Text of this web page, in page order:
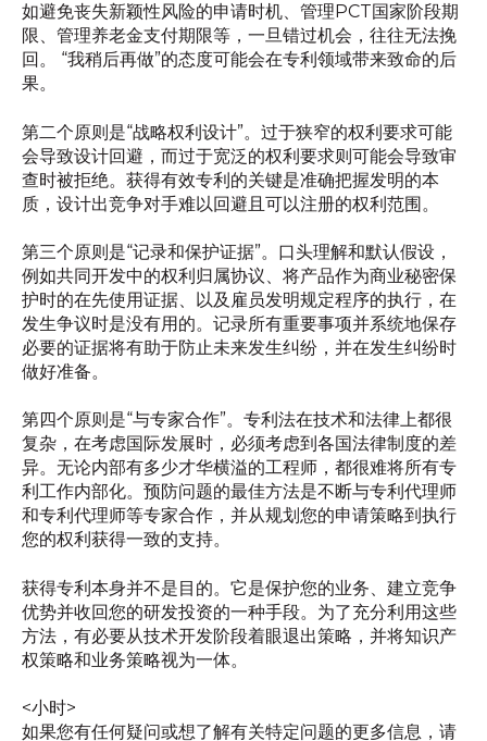
如避免丧失新颖性风险的申请时机、管理PCT国家阶段期
限、管理养老金支付期限等，一旦错过机会，往往无法挽
回。 “我稍后再做”的态度可能会在专利领域带来致命的后
果。
第二个原则是“战略权利设计”。过于狭窄的权利要求可能
会导致设计回避，而过于宽泛的权利要求则可能会导致审
查时被拒绝。获得有效专利的关键是准确把握发明的本
质，设计出竞争对手难以回避且可以注册的权利范围。
第三个原则是“记录和保护证据”。口头理解和默认假设，
例如共同开发中的权利归属协议、将产品作为商业秘密保
护时的在先使用证据、以及雇员发明规定程序的执行，在
发生争议时是没有用的。记录所有重要事项并系统地保存
必要的证据将有助于防止未来发生纠纷，并在发生纠纷时
做好准备。
第四个原则是“与专家合作”。专利法在技术和法律上都很
复杂，在考虑国际发展时，必须考虑到各国法律制度的差
异。无论内部有多少才华横溢的工程师，都很难将所有专
利工作内部化。预防问题的最佳方法是不断与专利代理师
和专利代理师等专家合作，并从规划您的申请策略到执行
您的权利获得一致的支持。
获得专利本身并不是目的。它是保护您的业务、建立竞争
优势并收回您的研发投资的一种手段。为了充分利用这些
方法，有必要从技术开发阶段着眼退出策略，并将知识产
权策略和业务策略视为一体。
<小时>
如果您有任何疑问或想了解有关特定问题的更多信息，请